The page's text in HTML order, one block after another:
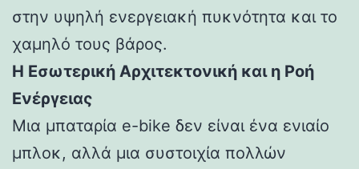
στην υψηλή ενεργειακή πυκνότητα και το
χαμηλό τους βάρος.
Η Εσωτερική Αρχιτεκτονική και η Ροή
Ενέργειας
Μια μπαταρία e-bike δεν είναι ένα ενιαίο
μπλοκ, αλλά μια συστοιχία πολλών